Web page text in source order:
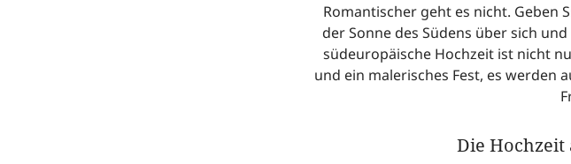
Romantischer geht es nicht. Geben
der Sonne des Südens über sich
südeuropäische Hochzeit ist nicht
und ein malerisches Fest, es werden
Die